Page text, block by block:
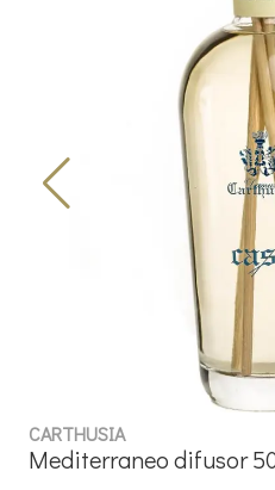
CARTHUSIA
Mediterraneo difusor